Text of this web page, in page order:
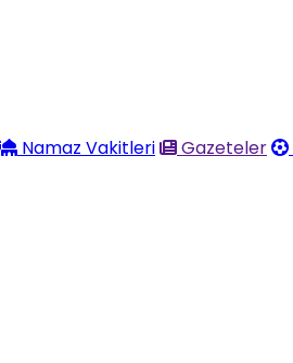
Namaz Vakitleri Gazeteler